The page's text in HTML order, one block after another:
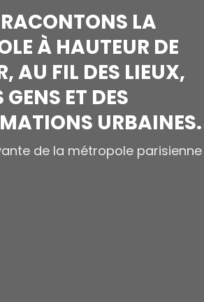
LA
À HAUTEUR DE
AU FIL DES LIEUX,
GENS ET DES
URBAINES.
de la métropole parisienne